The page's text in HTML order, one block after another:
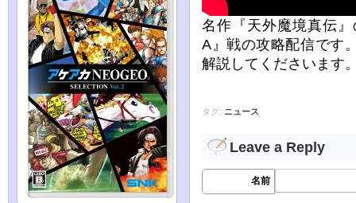
名作『天外魔境真伝
A』戦の攻略配信です
解説してくださいます
タグ: ニュース
Leave a Reply
名前